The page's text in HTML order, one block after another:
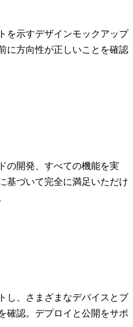
を示すデザインモックアップ
に方向性が正しいことを確認
の開発、すべての機能を実
基づいて完全に満足いただけ
し、さまざまなデバイスとブ
確認。デプロイと公開をサポ